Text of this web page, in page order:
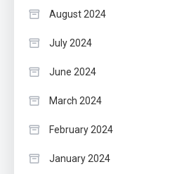
August 2024
July 2024
June 2024
March 2024
February 2024
January 2024